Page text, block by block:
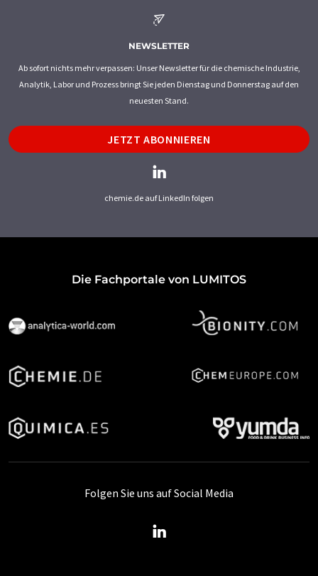
NEWSLETTER
Ab sofort nichts mehr verpassen: Unser Newsletter für die chemische Industrie,
Analytik, Labor und Prozess bringt Sie jeden Dienstag und Donnerstag auf den
neuesten Stand.
JETZT ABONNIEREN
chemie.de auf LinkedIn folgen
Die Fachportale von LUMITOS
Folgen Sie uns auf Social Media